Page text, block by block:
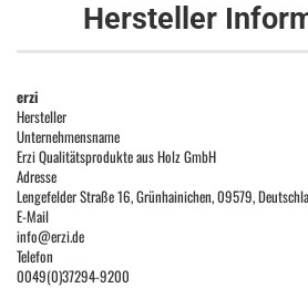
Hersteller
erzi
Hersteller
Unternehmensname
Erzi Qualitätsprodukte aus Holz GmbH
Adresse
Lengefelder Straße 16, Grünhainichen, 09579,
E-Mail
info@erzi.de
Telefon
0049(0)37294-9200